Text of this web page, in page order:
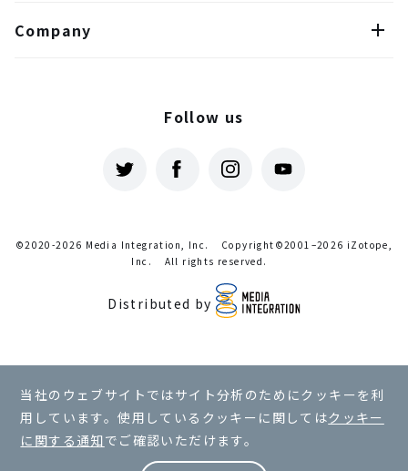
Company
Follow us
©2020-2026 Media Integration, Inc.
Copyright©2001–2026 iZotope,
Inc.
All rights reserved.
Distributed by
プライバシーポリシー
クッキーに関する通知
当社のウェブサイトではサイト分析のためにクッキーを利
用しています。使用しているクッキーに関してはクッキー
に関する通知でご確認いただけます。